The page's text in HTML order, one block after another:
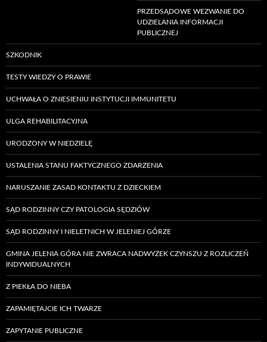
PRZEDSĄDOWE WEZWANIE DO
UDZIELANIA INFORMACJI
PUBLICZNEJ
SZKODNIK
TESTY WIEDZY O PRAWIE
UCHWAŁA O ZNIESIENIU INSTYTUCJI IMMUNITETU
ULGA REHABILITACYJNA
URODZONY W NIEDZIELĘ
USTALENIA STANU FAKTYCZNEGO ZDARZENIA
NARUSZANIE ZASAD KONTAKTU Z DZIECKIEM
SĄD RODZINNY CZY PATOLOGIA SĘDZIÓW
SĄD RODZINNY I NIELETNICH W JELENIEJ GÓRZE
GMINA JELENIA GÓRA NIE ZWRACA NADWYŻEK CZYNSZU Z ROZLICZEŃ
INDYWIDUALNYCH
Z PIEKŁA DO NIEBA
ZAPAMIĘTAJCIE ICH TWARZE
ZAPYTANIE PUBLICZNE